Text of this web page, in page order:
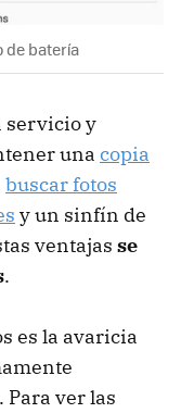
de batería
servicio y
una copia
buscar fotos
y un sinfín de
ventajas se
.
es la avaricia
Para ver las